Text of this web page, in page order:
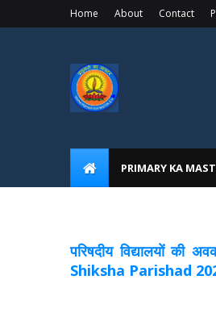
Home About Contact
PRIMARY KA
परिषदीय विद्यालयों
Shiksha Parishad